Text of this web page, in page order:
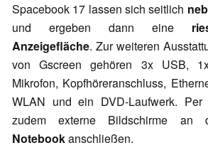
Spacebook 17 lassen sich seitlich
und ergeben dann eine
Anzeigefläche. Zur weiteren
von Gscreen gehören 3x USB, 1x
Mikrofon, Kopfhöreranschluss,
WLAN und ein DVD-Laufwerk.
zudem externe Bildschirme an
Notebookanschließen.